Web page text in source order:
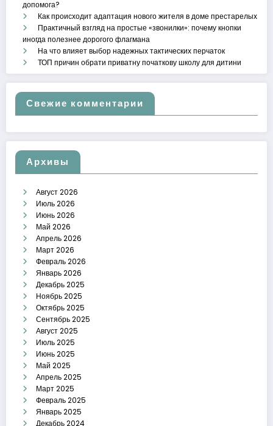
допомога?
Как происходит адаптация нового жителя в доме престарелых
Практичный взгляд на простые «звонилки»: почему кнопки
иногда полезнее дорогого флагмана
На что влияет выбор надежных тактических перчаток
ТОП причин обрати приватну початкову школу для дитини
Свежие комментарии
Архивы
Август 2026
Июль 2026
Июнь 2026
Май 2026
Апрель 2026
Март 2026
Февраль 2026
Январь 2026
Декабрь 2025
Ноябрь 2025
Октябрь 2025
Сентябрь 2025
Август 2025
Июль 2025
Июнь 2025
Май 2025
Апрель 2025
Март 2025
Февраль 2025
Январь 2025
Декабрь 2024